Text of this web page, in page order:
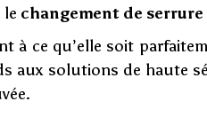
le changement de serrure
à ce qu’elle soit
aux solutions de haute